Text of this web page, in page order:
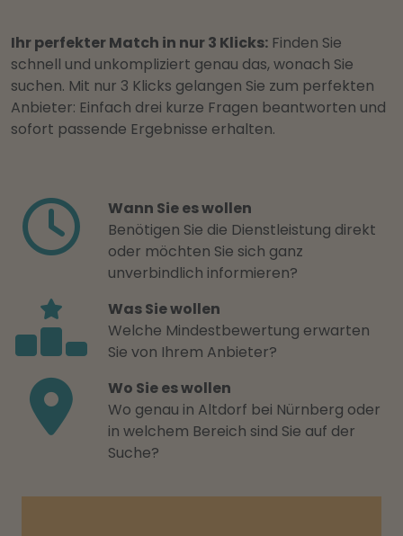
Ihr perfekter Match in nur 3 Klicks: Finden Sie
schnell und unkompliziert genau das, wonach Sie
suchen. Mit nur 3 Klicks gelangen Sie zum perfekten
Anbieter: Einfach drei kurze Fragen beantworten und
sofort passende Ergebnisse erhalten.
Wann Sie es wollen
Benötigen Sie die Dienstleistung direkt
oder möchten Sie sich ganz
unverbindlich informieren?
Was Sie wollen
Welche Mindestbewertung erwarten
Sie von Ihrem Anbieter?
Wo Sie es wollen
Wo genau in Altdorf bei Nürnberg oder
in welchem Bereich sind Sie auf der
Suche?